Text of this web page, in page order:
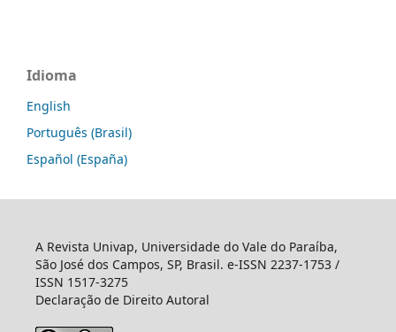
Idioma
English
Português (Brasil)
Español (España)
A Revista Univap, Universidade do Vale do Paraíba,
São José dos Campos, SP, Brasil. e-ISSN 2237-1753 /
ISSN 1517-3275
Declaração de Direito Autoral